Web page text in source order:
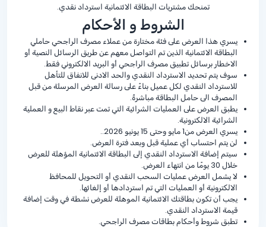
تمنحك مشتريات البطاقة الائتمانية استرداد نقدي.
الشروط و الأحكام
يسري هذا العرض على فئة مختارة من عملاء مصرف الراجحي حاملي
البطاقة الائتمانية الذين تم التواصل معهم عن طريق الرسائل النصية أو
الاخطار برسائل تطبيق مصرف الراجحي أو البريد الالكتروني فقط.
سوف يتم تحديد الاسترداد النقدي والحد الادنى للانفاق للتأهل
للاسترداد النقدي لكل عميل بناءً على رسالة العرض المرسلة من قبل
المصرف الى حامل البطاقة مباشرةً.
يطبق العرض على العمليات الشرائية التي تمت عبر نقاط البيع و العملية
الشرائية الالكترونية.
يسري العرض من1 مايو وحتى 15 يونيو 2026..
لن يتم احتساب أي عملية قبل وبعد فترة العرض.
سيتم إضافة الاسترداد النقدي إلى البطاقة الائتمانية المؤهلة للعرض
خلال 30 يومًا من انتهاء العرض.
لا يشمل العرض عمليات السحب النقدي أو التحويل للمحافظ
الالكترونية أو العمليات التي تم استردادها أو إلغائها.
يجب أن تكون بطاقتك الائتمانية الموهلة للعرض نشطة في وقت إضافة
قيمة الاسترداد النقدي.
تطبق شروط وأحكام بطاقات مصرف الراجحي.